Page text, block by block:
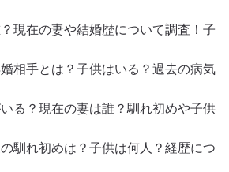
現在の妻や結婚歴について調査！子
相手とは？子供はいる？過去の病気
る？現在の妻は誰？馴れ初めや子供
馴れ初めは？子供は何人？経歴につ